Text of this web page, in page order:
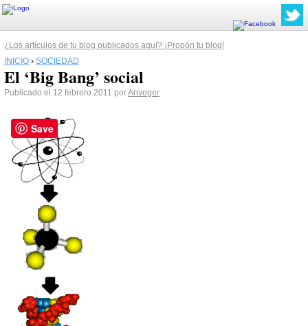
¿Los artículos de tu blog publicados aquí? ¡Propón tu blog!
INICIO › SOCIEDAD
El ‘Big Bang’ social
Publicado el 12 febrero 2011 porAnveger
Save